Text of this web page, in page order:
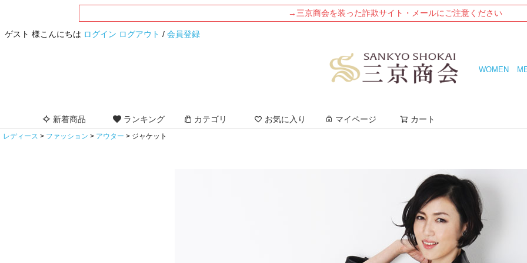
→三京商会を装った詐欺サイト・メールにご注意ください
ゲスト 様こんにちは ログイン ログアウト / 会員登録
WOMEN
新着商品 ランキング カテゴリ お気に入り マイページ カート
レディース ファッション アウター ジャケット